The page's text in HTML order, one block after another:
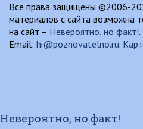
Все права защищены ©2006-
материалов с сайта возможна
на сайт – Невероятно, но факт!.
Email: hi@poznovatelno.ru.
Невероятно, но факт!